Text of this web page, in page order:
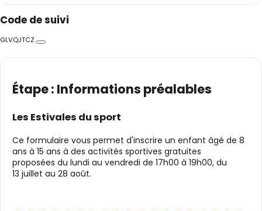
Code de suivi
GLVQJTCZ
Copier
Étape : Informations préalables
Les Estivales du sport
Ce formulaire vous permet d'inscrire un enfant âgé de 8
ans à 15 ans à des activités sportives gratuites
proposées du lundi au vendredi de 17h00 à 19h00, du
13 juillet au 28 août.